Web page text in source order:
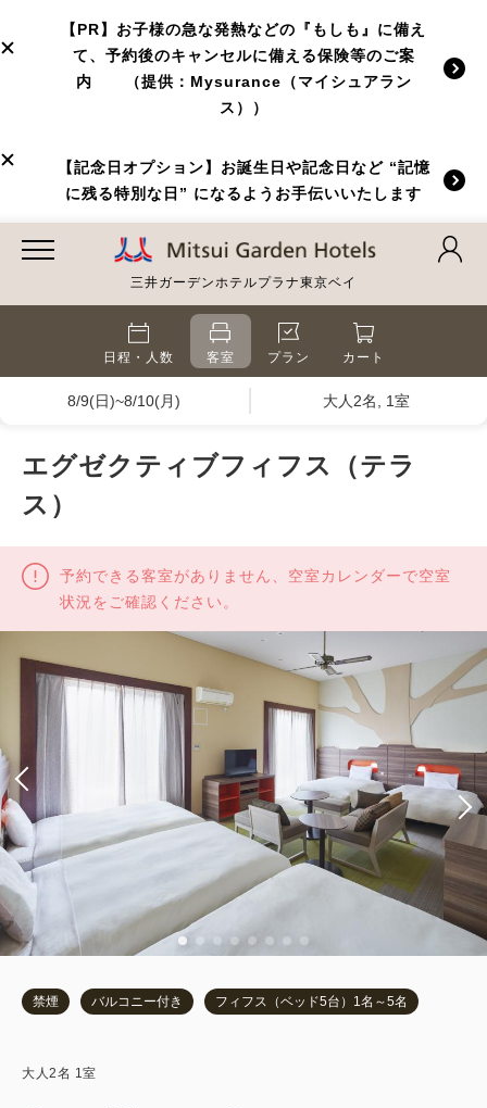
【PR】お子様の急な発熱などの『もしも』に備え
て、予約後のキャンセルに備える保険等のご案
内 （提供：Mysurance（マイシュアラン
ス））
【記念日オプション】お誕生日や記念日など “記憶
に残る特別な日” になるようお手伝いいたします
三井ガーデンホテルプラナ東京ベイ
日程・人数 客室 プラン カート
8/9(日)~8/10(月) 大人2名, 1室
エグゼクティブフィフス（テラ
ス）
予約できる客室がありません、空室カレンダーで空室
状況をご確認ください。
禁煙 バルコニー付き フィフス（ベッド5台）1名～5名
大人 2名 1 室